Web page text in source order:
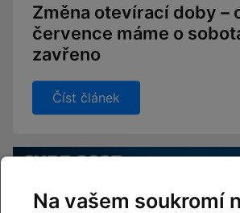
Změna otevírací doby –
července máme o
zavřeno
Číst článek
Na vašem soukromí